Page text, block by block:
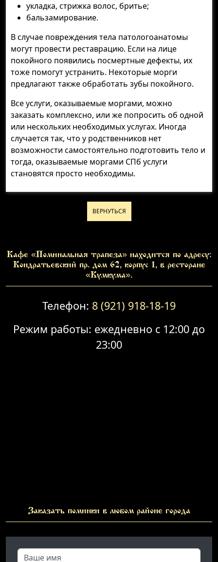
укладка, стрижка волос, бритье;
бальзамирование.
В случае повреждения тела патологоанатомы
могут провести реставрацию. Если на лице
покойного появились посмертные дефекты, их
тоже помогут устранить. Некоторые морги
предлагают также обработать зубы покойного.
Все услуги, оказываемые моргами, можно
заказать комплексно, или же попросить об одной
или нескольких необходимых услугах. Иногда
случается так, что у родственников нет
возможности самостоятельно подготовить тело и
тогда, оказываемые моргами СПб услуги
становятся просто необходимы.
ВЕРНУТЬСЯ
Кафе «Поминальная трапеза» находится по адресу:
Кондратьевский пр. дом 62, корпус 1, в ресторане
«Кумкума».
Телефон: 8 (921) 918-18-19
Режим работы: ежедневно с 12:00 до
23:00
Заказать поминки в любом районе города